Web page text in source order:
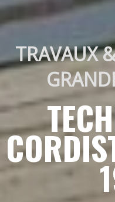
TRAVAUX